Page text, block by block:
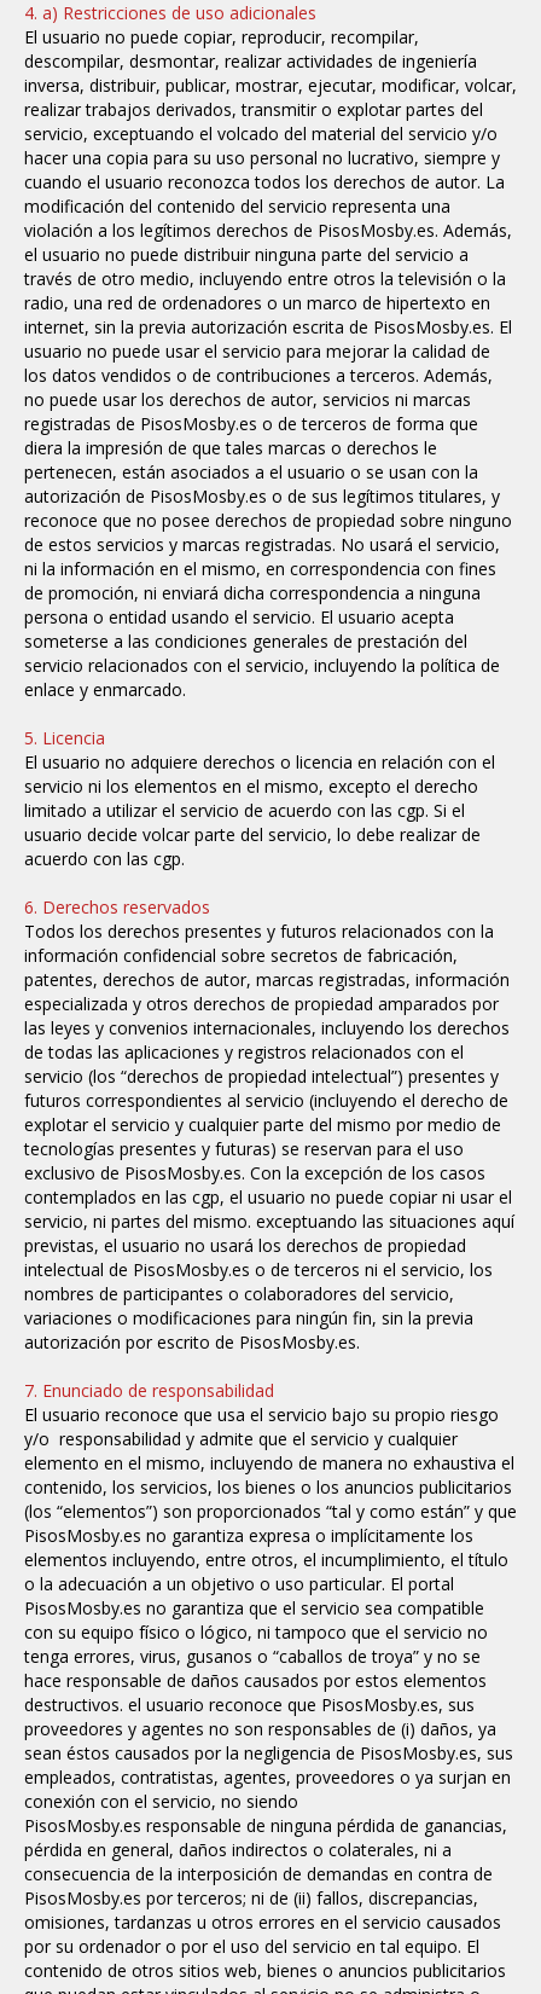
4. a) Restricciones de uso adicionales
El usuario no puede copiar, reproducir, recompilar,
descompilar, desmontar, realizar actividades de ingeniería
inversa, distribuir, publicar, mostrar, ejecutar, modificar, volcar,
realizar trabajos derivados, transmitir o explotar partes del
servicio, exceptuando el volcado del material del servicio y/o
hacer una copia para su uso personal no lucrativo, siempre y
cuando el usuario reconozca todos los derechos de autor. La
modificación del contenido del servicio representa una
violación a los legítimos derechos de PisosMosby.es. Además,
el usuario no puede distribuir ninguna parte del servicio a
través de otro medio, incluyendo entre otros la televisión o la
radio, una red de ordenadores o un marco de hipertexto en
internet, sin la previa autorización escrita de PisosMosby.es. El
usuario no puede usar el servicio para mejorar la calidad de
los datos vendidos o de contribuciones a terceros. Además,
no puede usar los derechos de autor, servicios ni marcas
registradas de PisosMosby.es o de terceros de forma que
diera la impresión de que tales marcas o derechos le
pertenecen, están asociados a el usuario o se usan con la
autorización de PisosMosby.es o de sus legítimos titulares, y
reconoce que no posee derechos de propiedad sobre ninguno
de estos servicios y marcas registradas. No usará el servicio,
ni la información en el mismo, en correspondencia con fines
de promoción, ni enviará dicha correspondencia a ninguna
persona o entidad usando el servicio. El usuario acepta
someterse a las condiciones generales de prestación del
servicio relacionados con el servicio, incluyendo la política de
enlace y enmarcado.
5. Licencia
El usuario no adquiere derechos o licencia en relación con el
servicio ni los elementos en el mismo, excepto el derecho
limitado a utilizar el servicio de acuerdo con las cgp. Si el
usuario decide volcar parte del servicio, lo debe realizar de
acuerdo con las cgp.
6. Derechos reservados
Todos los derechos presentes y futuros relacionados con la
información confidencial sobre secretos de fabricación,
patentes, derechos de autor, marcas registradas, información
especializada y otros derechos de propiedad amparados por
las leyes y convenios internacionales, incluyendo los derechos
de todas las aplicaciones y registros relacionados con el
servicio (los “derechos de propiedad intelectual”) presentes y
futuros correspondientes al servicio (incluyendo el derecho de
explotar el servicio y cualquier parte del mismo por medio de
tecnologías presentes y futuras) se reservan para el uso
exclusivo de PisosMosby.es. Con la excepción de los casos
contemplados en las cgp, el usuario no puede copiar ni usar el
servicio, ni partes del mismo. exceptuando las situaciones aquí
previstas, el usuario no usará los derechos de propiedad
intelectual de PisosMosby.es o de terceros ni el servicio, los
nombres de participantes o colaboradores del servicio,
variaciones o modificaciones para ningún fin, sin la previa
autorización por escrito de PisosMosby.es.
7. Enunciado de responsabilidad
El usuario reconoce que usa el servicio bajo su propio riesgo
y/o responsabilidad y admite que el servicio y cualquier
elemento en el mismo, incluyendo de manera no exhaustiva el
contenido, los servicios, los bienes o los anuncios publicitarios
(los “elementos”) son proporcionados “tal y como están” y que
PisosMosby.es no garantiza expresa o implícitamente los
elementos incluyendo, entre otros, el incumplimiento, el título
o la adecuación a un objetivo o uso particular. El portal
PisosMosby.es no garantiza que el servicio sea compatible
con su equipo físico o lógico, ni tampoco que el servicio no
tenga errores, virus, gusanos o “caballos de troya” y no se
hace responsable de daños causados por estos elementos
destructivos. el usuario reconoce que PisosMosby.es, sus
proveedores y agentes no son responsables de (i) daños, ya
sean éstos causados por la negligencia de PisosMosby.es, sus
empleados, contratistas, agentes, proveedores o ya surjan en
conexión con el servicio, no siendo
PisosMosby.es responsable de ninguna pérdida de ganancias,
pérdida en general, daños indirectos o colaterales, ni a
consecuencia de la interposición de demandas en contra de
PisosMosby.es por terceros; ni de (ii) fallos, discrepancias,
omisiones, tardanzas u otros errores en el servicio causados
por su ordenador o por el uso del servicio en tal equipo. El
contenido de otros sitios web, bienes o anuncios publicitarios